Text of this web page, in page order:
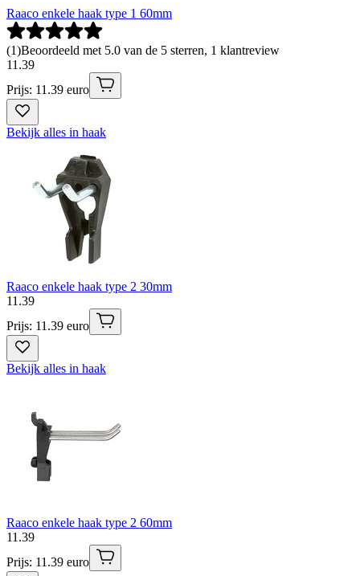
Raaco enkele haak type 1 60mm
(1)Beoordeeld met 5.0 van de 5 sterren, 1 klantreview
11 .39
Prijs: 11.39 euro
Bekijk alles in haak
Raaco enkele haak type 2 30mm
11 .39
Prijs: 11.39 euro
Bekijk alles in haak
Raaco enkele haak type 2 60mm
11 .39
Prijs: 11.39 euro